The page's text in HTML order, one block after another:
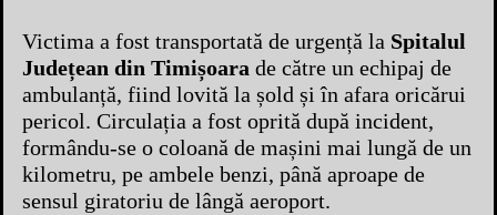
Victima a fost transportată de urgență la Spitalul
Județean din Timișoara de către un echipaj de
ambulanță, fiind lovită la șold și în afara oricărui
pericol. Circulația a fost oprită după incident,
formându-se o coloană de mașini mai lungă de un
kilometru, pe ambele benzi, până aproape de
sensul giratoriu de lângă aeroport.